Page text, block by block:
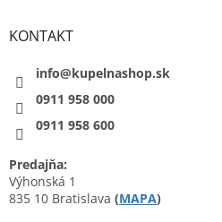
KONTAKT
info@kupelnashop.sk
0911 958 000
0911 958 600
Predajňa:
Výhonská 1
835 10 Bratislava (MAPA)